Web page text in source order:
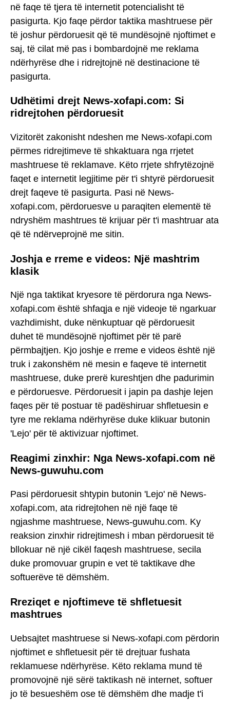
në faqe të tjera të internetit potencialisht të
pasigurta. Kjo faqe përdor taktika mashtruese për
të joshur përdoruesit që të mundësojnë njoftimet e
saj, të cilat më pas i bombardojnë me reklama
ndërhyrëse dhe i ridrejtojnë në destinacione të
pasigurta.
Udhëtimi drejt News-xofapi.com: Si
ridrejtohen përdoruesit
Vizitorët zakonisht ndeshen me News-xofapi.com
përmes ridrejtimeve të shkaktuara nga rrjetet
mashtruese të reklamave. Këto rrjete shfrytëzojnë
faqet e internetit legjitime për t'i shtyrë përdoruesit
drejt faqeve të pasigurta. Pasi në News-
xofapi.com, përdoruesve u paraqiten elementë të
ndryshëm mashtrues të krijuar për t'i mashtruar ata
që të ndërveprojnë me sitin.
Joshja e rreme e videos: Një mashtrim
klasik
Një nga taktikat kryesore të përdorura nga News-
xofapi.com është shfaqja e një videoje të ngarkuar
vazhdimisht, duke nënkuptuar që përdoruesit
duhet të mundësojnë njoftimet për të parë
përmbajtjen. Kjo joshje e rreme e videos është një
truk i zakonshëm në mesin e faqeve të internetit
mashtruese, duke prerë kureshtjen dhe padurimin
e përdoruesve. Përdoruesit i japin pa dashje lejen
faqes për të postuar të padëshiruar shfletuesin e
tyre me reklama ndërhyrëse duke klikuar butonin
'Lejo' për të aktivizuar njoftimet.
Reagimi zinxhir: Nga News-xofapi.com në
News-guwuhu.com
Pasi përdoruesit shtypin butonin 'Lejo' në News-
xofapi.com, ata ridrejtohen në një faqe të
ngjashme mashtruese, News-guwuhu.com. Ky
reaksion zinxhir ridrejtimesh i mban përdoruesit të
bllokuar në një cikël faqesh mashtruese, secila
duke promovuar grupin e vet të taktikave dhe
softuerëve të dëmshëm.
Rreziqet e njoftimeve të shfletuesit
mashtrues
Uebsajtet mashtruese si News-xofapi.com përdorin
njoftimet e shfletuesit për të drejtuar fushata
reklamuese ndërhyrëse. Këto reklama mund të
promovojnë një sërë taktikash në internet, softuer
jo të besueshëm ose të dëmshëm dhe madje t'i